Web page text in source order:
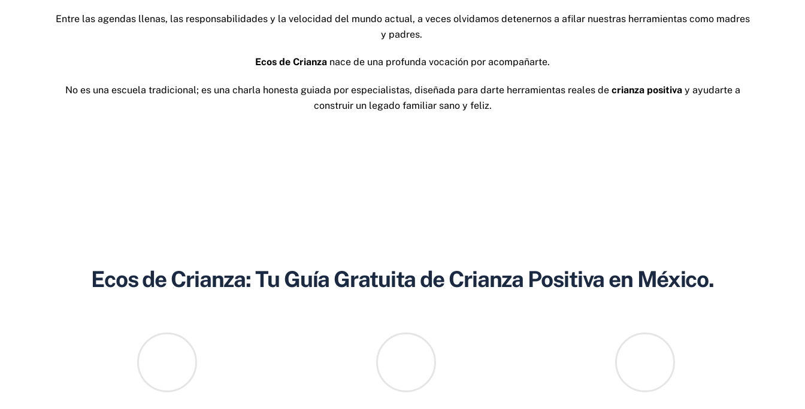
Entre las agendas llenas, las responsabilidades y la velocidad del mundo actual, a veces olvidamos detenernos a afilar nuestras herramientas como madres
y padres.
Ecos de Crianza nace de una profunda vocación por acompañarte.
No es una escuela tradicional; es una charla honesta guiada por especialistas, diseñada para darte herramientas reales de crianza positivay ayudarte a
construir un legado familiar sano y feliz.
Ecos de Crianza: Tu Guía Gratuita de Crianza Positiva en México.